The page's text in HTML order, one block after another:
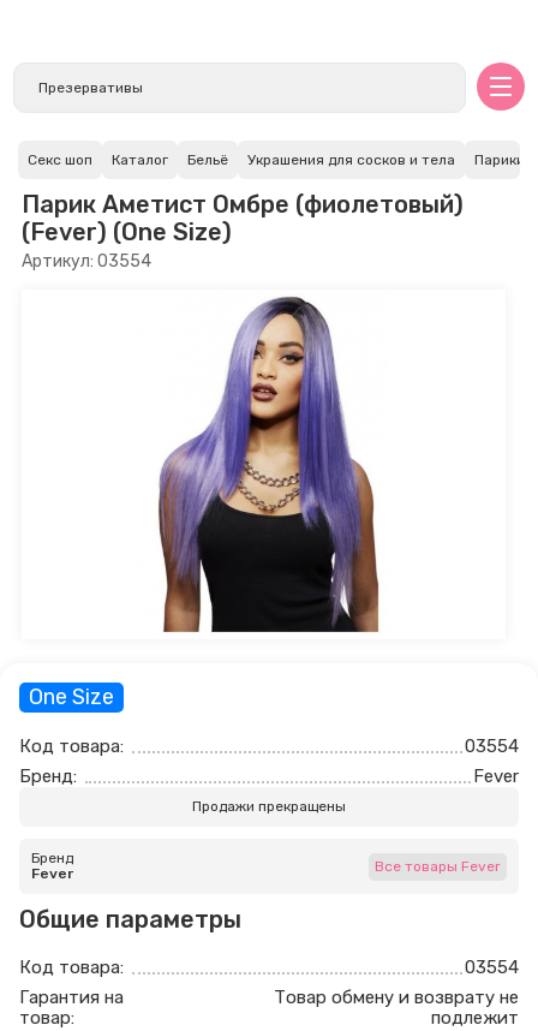
Секс шоп Каталог Бельё Украшения для сосков и тела Парики
Парик Аметист Омбре (фиолетовый)
(Fever) (One Size)
Артикул: 03554
One Size
Код товара:
03554
Бренд:
Fever
Продажи прекращены
Бренд
Fever
Все товары Fever
Общие параметры
Код товара:
03554
Гарантия на
товар:
Товар обмену и возврату не
подлежит